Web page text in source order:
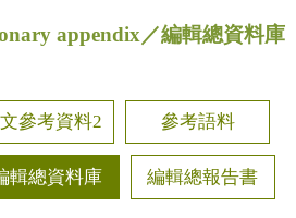
appendix／編輯總資料庫
參考資料2 參考語料
輯總資料庫 編輯總報告書